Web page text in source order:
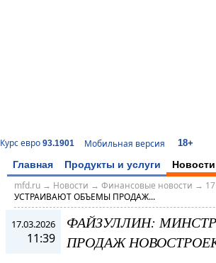
Курс евро 93.1901 Мобильная версия 18+
Главная Продукты и услуги Новости
mfd.ru→ Новости → Финансовые новости →
УСТРАИВАЮТ ОБЪЕМЫ ПРОДАЖ...
17.03.2026
11:39
ФАЙЗУЛЛИН:
ПРОДАЖ